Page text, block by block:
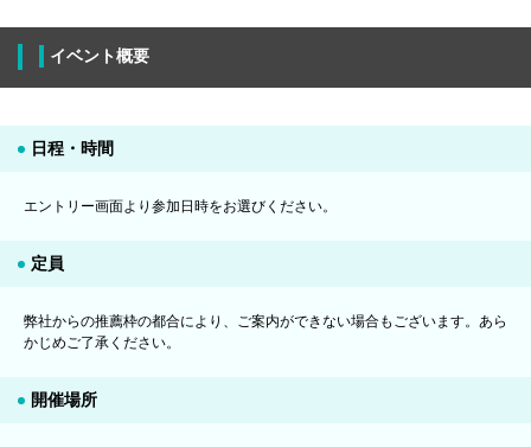
イベント概要
日程・時間
エントリー画面より参加日時をお選びください。
定員
弊社からの推薦枠の都合により、ご案内ができない場合もございます。あら
かじめご了承ください。
開催場所